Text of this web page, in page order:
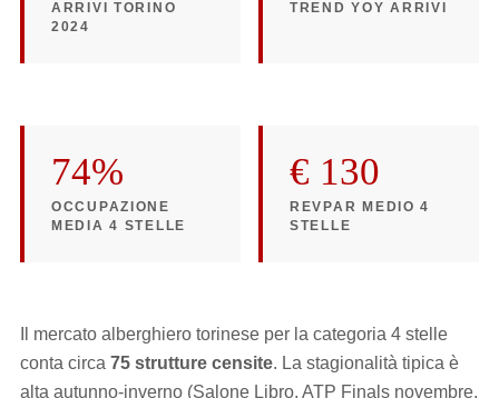
ARRIVI TORINO
2024
TREND YOY ARRIVI
74%
OCCUPAZIONE
MEDIA 4 STELLE
€ 130
REVPAR MEDIO 4
STELLE
Il mercato alberghiero torinese per la categoria 4 stelle
conta circa 75 strutture censite. La stagionalità tipica è
alta autunno-inverno (Salone Libro, ATP Finals novembre,